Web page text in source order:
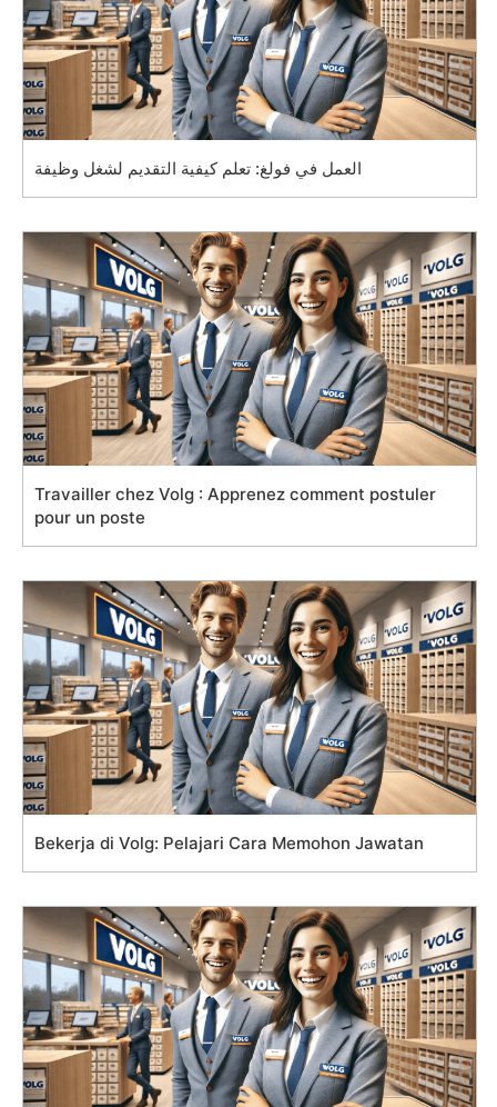
العمل في فولغ: تعلم كيفية التقديم لشغل وظيفة
Travailler chez Volg : Apprenez comment postuler
pour un poste
Bekerja di Volg: Pelajari Cara Memohon Jawatan